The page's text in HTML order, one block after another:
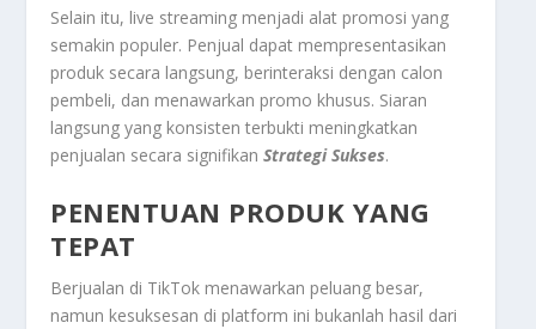
Selain itu, live streaming menjadi alat promosi yang
semakin populer. Penjual dapat mempresentasikan
produk secara langsung, berinteraksi dengan calon
pembeli, dan menawarkan promo khusus. Siaran
langsung yang konsisten terbukti meningkatkan
penjualan secara signifikan Strategi Sukses.
PENENTUAN PRODUK YANG
TEPAT
Berjualan di TikTok menawarkan peluang besar,
namun kesuksesan di platform ini bukanlah hasil dari